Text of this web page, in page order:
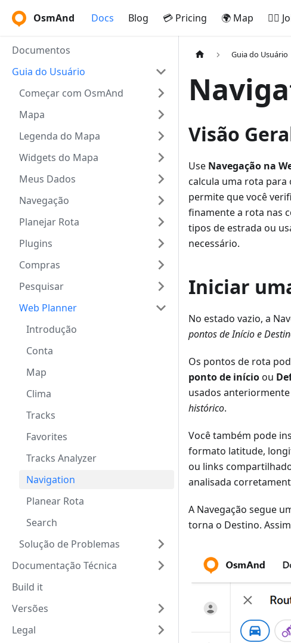
OsmAnd Docs Blog 💳 Pricing 🌍 Map 🚵‍♂️
Documentos
Guia do Usuário
Começar com OsmAnd
Mapa
Legenda do Mapa
Widgets do Mapa
Meus Dados
Navegação
Planejar Rota
Plugins
Compras
Pesquisar
Web Planner
Introdução
Conta
Map
Clima
Tracks
Favorites
Tracks Analyzer
Navigation
Planear Rota
Search
Solução de Problemas
Documentação Técnica
Build it
Versões
Legal
Guia do Usuário
Visão
Use Navegação na
calcula uma rota para
permite que você
finamente a rota nas
tipos de estrada ou
necessário.
Iniciar
No estado vazio, a
pontos de Início e
Os pontos de rota
ponto de inícioou
usados
histórico.
Você também pode
formato latitude,
ou links
analisada
A Navegação segue
torna o Destino.